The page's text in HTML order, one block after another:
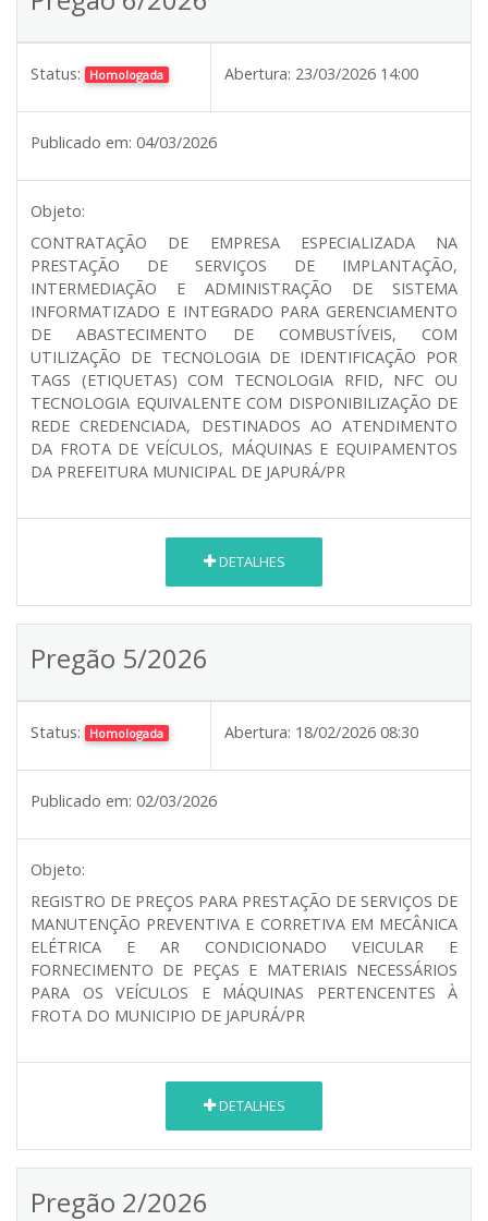
Status: Homologada Abertura: 23/03/2026 14:00
Publicado em: 04/03/2026
Objeto:
CONTRATAÇÃO DE EMPRESA ESPECIALIZADA NA
PRESTAÇÃO DE SERVIÇOS DE IMPLANTAÇÃO,
INTERMEDIAÇÃO E ADMINISTRAÇÃO DE SISTEMA
INFORMATIZADO E INTEGRADO PARA GERENCIAMENTO
DE ABASTECIMENTO DE COMBUSTÍVEIS, COM
UTILIZAÇÃO DE TECNOLOGIA DE IDENTIFICAÇÃO POR
TAGS (ETIQUETAS) COM TECNOLOGIA RFID, NFC OU
TECNOLOGIA EQUIVALENTE COM DISPONIBILIZAÇÃO DE
REDE CREDENCIADA, DESTINADOS AO ATENDIMENTO
DA FROTA DE VEÍCULOS, MÁQUINAS E EQUIPAMENTOS
DA PREFEITURA MUNICIPAL DE JAPURÁ/PR
DETALHES
Pregão 5/2026
Status: Homologada Abertura: 18/02/2026 08:30
Publicado em: 02/03/2026
Objeto:
REGISTRO DE PREÇOS PARA PRESTAÇÃO DE SERVIÇOS DE
MANUTENÇÃO PREVENTIVA E CORRETIVA EM MECÂNICA
ELÉTRICA E AR CONDICIONADO VEICULAR E
FORNECIMENTO DE PEÇAS E MATERIAIS NECESSÁRIOS
PARA OS VEÍCULOS E MÁQUINAS PERTENCENTES À
FROTA DO MUNICIPIO DE JAPURÁ/PR
DETALHES
Pregão 2/2026